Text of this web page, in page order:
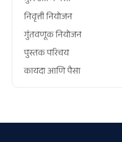
निवृत्ती नियोजन
गुंतवणूक नियोजन
पुस्तक परिचय
कायदा आणि पैसा